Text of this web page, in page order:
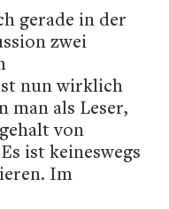
gerade in der
zwei
nun wirklich
man als Leser,
von
Es ist keineswegs
Im